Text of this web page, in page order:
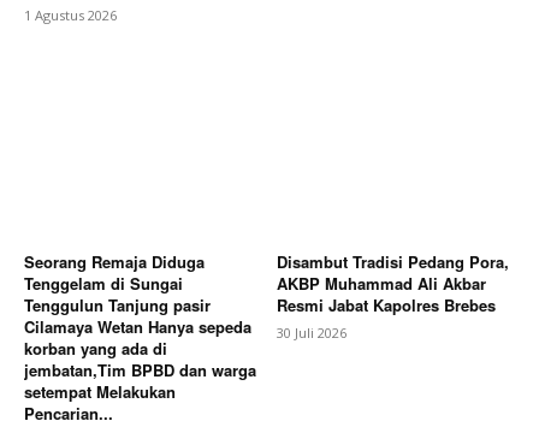
1 Agustus 2026
Seorang Remaja Diduga
Tenggelam di Sungai
Tenggulun Tanjung pasir
Cilamaya Wetan Hanya sepeda
korban yang ada di
jembatan,Tim BPBD dan warga
setempat Melakukan
Pencarian...
Disambut Tradisi Pedang Pora,
AKBP Muhammad Ali Akbar
Resmi Jabat Kapolres Brebes
30 Juli 2026